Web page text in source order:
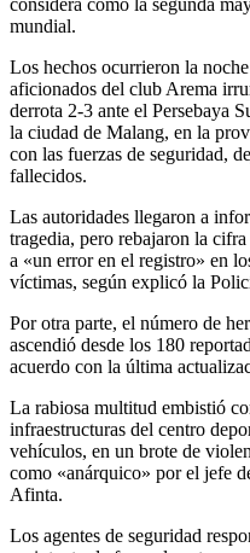
mundial.
Los hechos ocurrieron la
aficionados del club Arema
derrota 2-3 ante el Persebaya
la ciudad de Malang, en la
con las fuerzas de seguridad,
fallecidos.
Las autoridades llegaron a
tragedia, pero rebajaron la
a «un error en el registro» en
víctimas, según explicó la
Por otra parte, el número de
ascendió desde los 180
acuerdo con la última
La rabiosa multitud embistió
infraestructuras del centro
vehículos, en un brote de
como «anárquico» por el jefe
Afinta.
Los agentes de seguridad